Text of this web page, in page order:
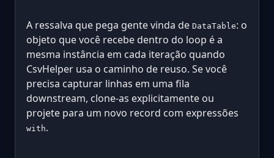
A ressalva que pega gente vinda de DataTable: o
objeto que você recebe dentro do loop é a
mesma instância em cada iteração quando
CsvHelper usa o caminho de reuso. Se você
precisa capturar linhas em uma fila
downstream, clone-as explicitamente ou
projete para um novo record com expressões
with.